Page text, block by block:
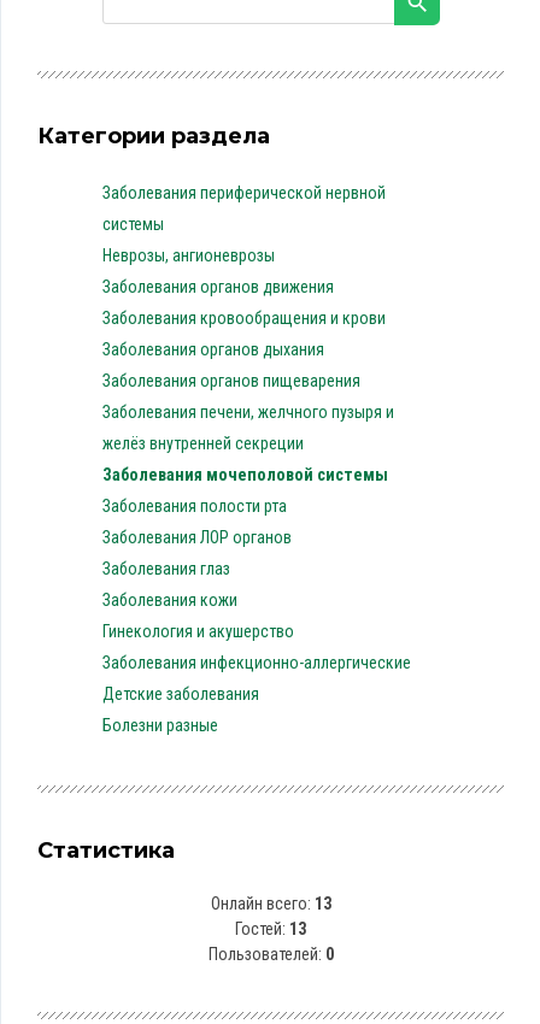
Категории раздела
Заболевания периферической нервной
системы
Неврозы, ангионеврозы
Заболевания органов движения
Заболевания кровообращения и крови
Заболевания органов дыхания
Заболевания органов пищеварения
Заболевания печени, желчного пузыря и
желёз внутренней секреции
Заболевания мочеполовой системы
Заболевания полости рта
Заболевания ЛОР органов
Заболевания глаз
Заболевания кожи
Гинекология и акушерство
Заболевания инфекционно-аллергические
Детские заболевания
Болезни разные
Статистика
Онлайн всего: 13
Гостей: 13
Пользователей: 0